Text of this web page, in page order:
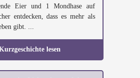
Eier und 1 Mondhase auf
entdecken, dass es mehr als
gibt. ...
lesen